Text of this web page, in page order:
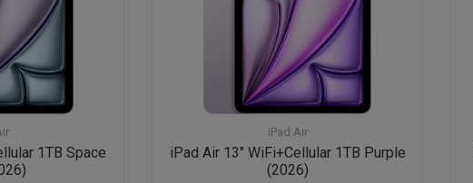
1TB Space
iPad Air
iPad Air 13" WiFi+Cellular 1TB Purple
(2026)